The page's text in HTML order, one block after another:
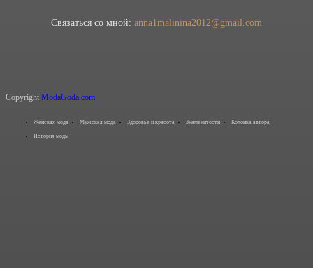
Связаться со мной: anna1malinina2012@gmail.com
Copyright ModaGoda.com
Женская мода Мужская мода Здоровье и красота Знаменитости Колонка автора
История моды